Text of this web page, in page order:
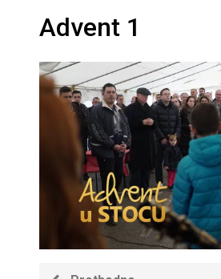
Advent 1